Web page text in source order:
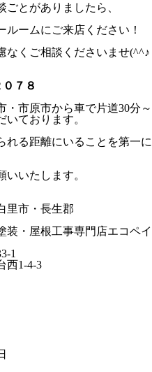
とがありましたら、
ームにご来店ください！
なくご相談くださいませ(^^♪
７８
・市原市から車で片道30分～
ております。
れる距離にいることを第一に
いたします。
里市・長生郡
・屋根工事専門店エコペイ
1
西1-4-3